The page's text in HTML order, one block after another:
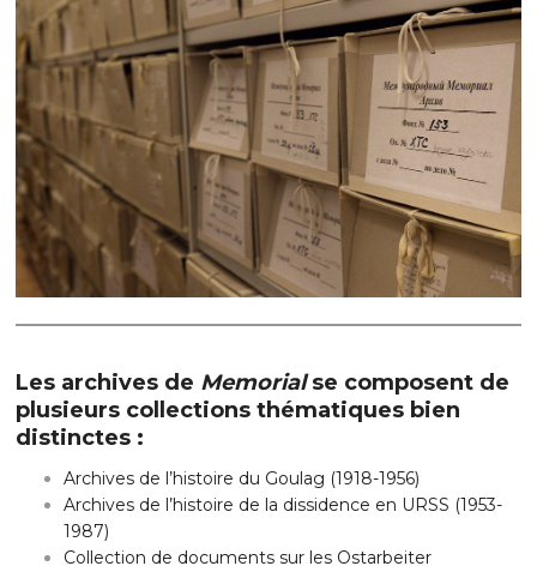
Les archives de Memorialse composent de
plusieurs collections thématiques bien
distinctes :
Archives de l’histoire du Goulag (1918-1956)
Archives de l’histoire de la dissidence en URSS (1953-
1987)
Collection de documents sur les Ostarbeiter